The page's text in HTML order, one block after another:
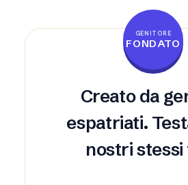
GENITORE
FONDATO
Creato da
espatriati.
nostri stessi